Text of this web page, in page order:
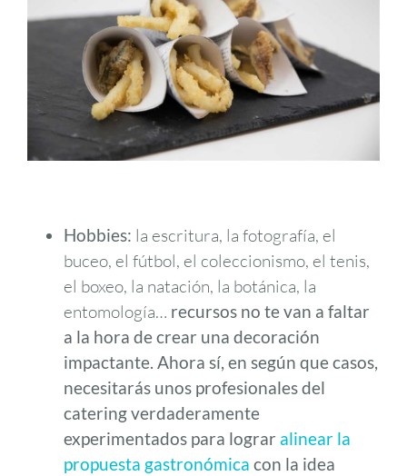
Hobbies: la escritura, la fotografía, el
buceo, el fútbol, el coleccionismo, el tenis,
el boxeo, la natación, la botánica, la
entomología… recursos no te van a faltar
a la hora de crear una decoración
impactante. Ahora sí, en según que casos,
necesitarás unos profesionales del
catering verdaderamente
experimentados para lograr alinear la
propuesta gastronómica con la idea